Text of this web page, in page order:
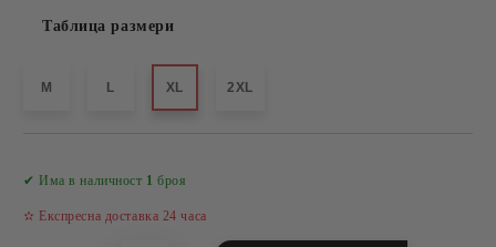
Таблица размери
M L XL 2XL
✔ Има в наличност 1 броя
✫ Експресна доставка 24 часа